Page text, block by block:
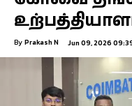
By Prakash N Jun 09, 2026